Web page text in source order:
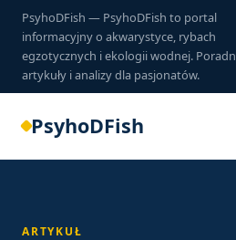
PsyhoDFish — PsyhoDFish to portal
informacyjny o akwarystyce, rybach
egzotycznych i ekologii wodnej.
artykuły i analizy dla pasjonatów.
PsyhoDFish
ARTYKUŁ